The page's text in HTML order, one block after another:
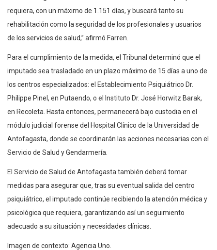
requiera, con un máximo de 1.151 días, y buscará tanto su
rehabilitación como la seguridad de los profesionales y usuarios
de los servicios de salud,” afirmó Farren.
Para el cumplimiento de la medida, el Tribunal determinó que el
imputado sea trasladado en un plazo máximo de 15 días a uno de
los centros especializados: el Establecimiento Psiquiátrico Dr.
Philippe Pinel, en Putaendo, o el Instituto Dr. José Horwitz Barak,
en Recoleta. Hasta entonces, permanecerá bajo custodia en el
módulo judicial forense del Hospital Clínico de la Universidad de
Antofagasta, donde se coordinarán las acciones necesarias con el
Servicio de Salud y Gendarmería.
El Servicio de Salud de Antofagasta también deberá tomar
medidas para asegurar que, tras su eventual salida del centro
psiquiátrico, el imputado continúe recibiendo la atención médica y
psicológica que requiera, garantizando así un seguimiento
adecuado a su situación y necesidades clínicas.
Imagen de contexto: Agencia Uno.